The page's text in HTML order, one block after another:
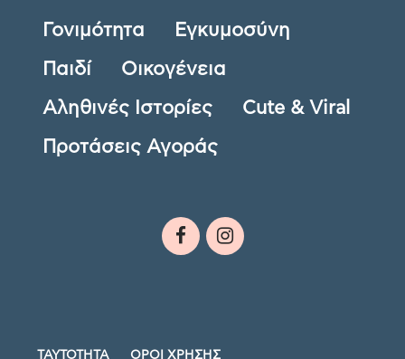
Γονιμότητα Εγκυμοσύνη
Παιδί Οικογένεια
Αληθινές Ιστορίες Cute & Viral
Προτάσεις Αγοράς
ΤΑΥΤΟΤΗΤΑ ΟΡΟΙ ΧΡΗΣΗΣ